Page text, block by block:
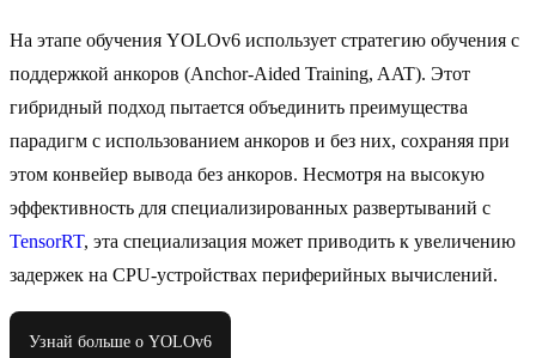
На этапе обучения YOLOv6 использует стратегию обучения с
поддержкой анкоров (Anchor-Aided Training, AAT). Этот
гибридный подход пытается объединить преимущества
парадигм с использованием анкоров и без них, сохраняя при
этом конвейер вывода без анкоров. Несмотря на высокую
эффективность для специализированных развертываний с
TensorRT, эта специализация может приводить к увеличению
задержек на CPU-устройствах периферийных вычислений.
Узнай больше о YOLOv6